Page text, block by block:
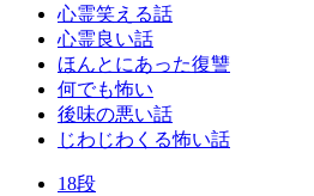
心霊笑える話
心霊良い話
ほんとにあった復讐
何でも怖い
後味の悪い話
じわじわくる怖い話
18段